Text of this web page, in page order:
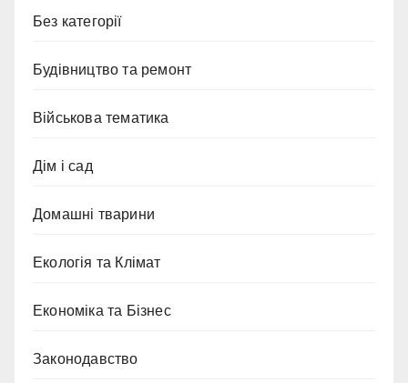
Без категорії
Будівництво та ремонт
Військова тематика
Дім і сад
Домашні тварини
Екологія та Клімат
Економіка та Бізнес
Законодавство